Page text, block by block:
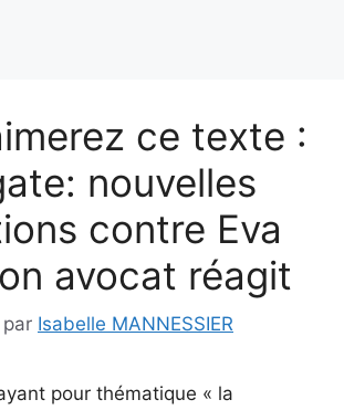
ce texte :
nouvelles
contre Eva
avocat réagit
par Isabelle MANNESSIER
pour thématique « la